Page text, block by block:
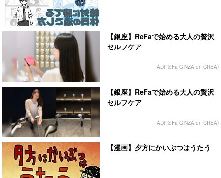
【銀座】ReFaで始める大人の贅沢
セルフケア
AD(ReFa GINZA on CREA)
【銀座】ReFaで始める大人の贅沢
セルフケア
AD(ReFa GINZA on CREA)
【漫画】夕方にかいぶつはうたう